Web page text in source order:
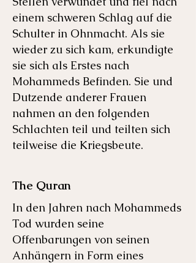
einem schweren Schlag auf die
Schulter in Ohnmacht. Als sie
wieder zu sich kam, erkundigte
sie sich als Erstes nach
Mohammeds Befinden. Sie und
Dutzende anderer Frauen
nahmen an den folgenden
Schlachten teil und teilten sich
teilweise die Kriegsbeute.
The Quran
In den Jahren nach Mohammeds
Tod wurden seine
Offenbarungen von seinen
Anhängern in Form eines